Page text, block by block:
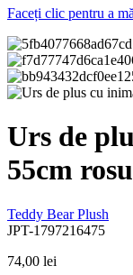
Faceți clic pentru a
Urs de
55cm rosu
Teddy Bear Plush
JPT-1797216475
74,00 lei